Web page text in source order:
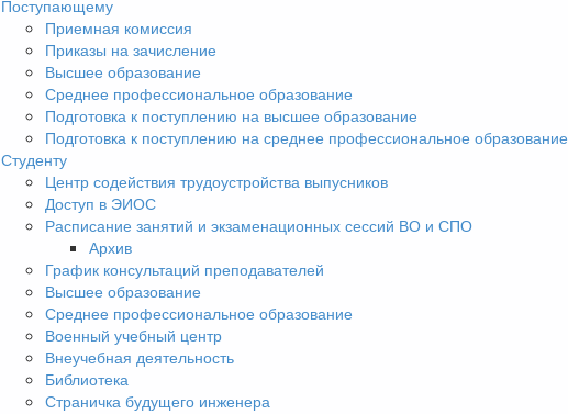
Поступающему
Приемная комиссия
Приказы на зачисление
Высшее образование
Среднее профессиональное образование
Подготовка к поступлению на высшее образование
Подготовка к поступлению на среднее профессиональное образование
Студенту
Центр содействия трудоустройства выпусников
Доступ в ЭИОС
Расписание занятий и экзаменационных сессий ВО и СПО
Архив
График консультаций преподавателей
Высшее образование
Среднее профессиональное образование
Военный учебный центр
Внеучебная деятельность
Библиотека
Страничка будущего инженера